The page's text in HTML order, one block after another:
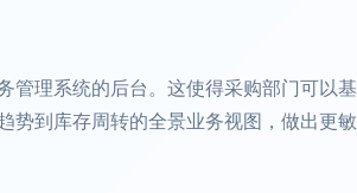
管理系统的后台。这使得采购部门可以基
势到库存周转的全景业务视图，做出更敏